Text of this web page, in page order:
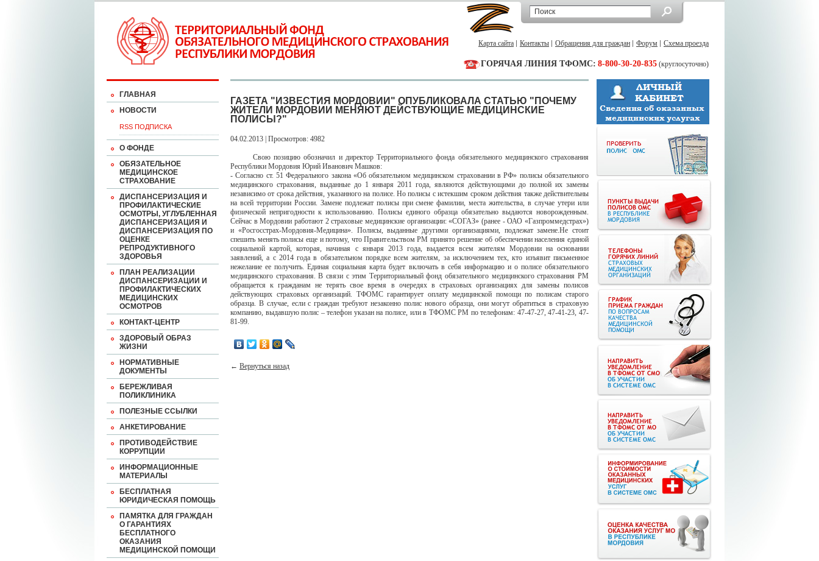
Карта сайта Контакты Обращения для граждан Форум Схема проезда
ГОРЯЧАЯ ЛИНИЯ ТФОМС: 8-800-30-20-835 (круглосуточно)
ГЛАВНАЯ
НОВОСТИ
RSS ПОДПИСКА
О ФОНДЕ
ОБЯЗАТЕЛЬНОЕ
МЕДИЦИНСКОЕ
СТРАХОВАНИЕ
ДИСПАНСЕРИЗАЦИЯ И
ПРОФИЛАКТИЧЕСКИЕ
ОСМОТРЫ, УГЛУБЛЕННАЯ
ДИСПАНСЕРИЗАЦИЯ И
ДИСПАНСЕРИЗАЦИЯ ПО
ОЦЕНКЕ
РЕПРОДУКТИВНОГО
ЗДОРОВЬЯ
ПЛАН РЕАЛИЗАЦИИ
ДИСПАНСЕРИЗАЦИИ И
ПРОФИЛАКТИЧЕСКИХ
МЕДИЦИНСКИХ
ОСМОТРОВ
КОНТАКТ-ЦЕНТР
ЗДОРОВЫЙ ОБРАЗ
ЖИЗНИ
НОРМАТИВНЫЕ
ДОКУМЕНТЫ
БЕРЕЖЛИВАЯ
ПОЛИКЛИНИКА
ПОЛЕЗНЫЕ ССЫЛКИ
АНКЕТИРОВАНИЕ
ПРОТИВОДЕЙСТВИЕ
КОРРУПЦИИ
ИНФОРМАЦИОННЫЕ
МАТЕРИАЛЫ
БЕСПЛАТНАЯ
ЮРИДИЧЕСКАЯ ПОМОЩЬ
ПАМЯТКА ДЛЯ ГРАЖДАН
О ГАРАНТИЯХ
БЕСПЛАТНОГО
ОКАЗАНИЯ
МЕДИЦИНСКОЙ ПОМОЩИ
ГАЗЕТА "ИЗВЕСТИЯ МОРДОВИИ" ОПУБЛИКОВАЛА СТАТЬЮ "ПОЧЕМУ
ЖИТЕЛИ МОРДОВИИ МЕНЯЮТ ДЕЙСТВУЮЩИЕ МЕДИЦИНСКИЕ
ПОЛИСЫ?"
04.02.2013 | Просмотров: 4982
Свою позицию обозначил и директор Территориального фонда обязательного медицинского страхования
Республики Мордовия Юрий Иванович Машков:
- Согласно ст. 51 Федерального закона «Об обязательном медицинском страховании в РФ» полисы обязательного
медицинского страхования, выданные до 1 января 2011 года, являются действующими до полной их замены
независимо от срока действия, указанного на полисе. Но полисы с истекшим сроком действия также действительны
на всей территории России. Замене подлежат полисы при смене фамилии, места жительства, в случае утери или
физической непригодности к использованию. Полисы единого образца обязательно выдаются новорожденным.
Сейчас в Мордовии работают 2 страховые медицинские организации: «СОГАЗ» (ранее - ОАО «Газпроммедстрах»)
и «Росгосстрах-Мордовия-Медицина». Полисы, выданные другими организациями, подлежат замене.Не стоит
спешить менять полисы еще и потому, что Правительством РМ принято решение об обеспечении населения единой
социальной картой, которая, начиная с января 2013 года, выдается всем жителям Мордовии на основании
заявлений, а с 2014 года в обязательном порядке всем жителям, за исключением тех, кто изъявит письменное
нежелание ее получить. Единая социальная карта будет включать в себя информацию и о полисе обязательного
медицинского страхования. В связи с этим Территориальный фонд обязательного медицинского страхования РМ
обращается к гражданам не терять свое время в очередях в страховых организациях для замены полисов
действующих страховых организаций. ТФОМС гарантирует оплату медицинской помощи по полисам старого
образца. В случае, если с граждан требуют незаконно полис нового образца, они могут обратиться в страховую
компанию, выдавшую полис – телефон указан на полисе, или в ТФОМС РМ по телефонам: 47-47-27, 47-41-23, 47-
81-99.
← Вернуться назад